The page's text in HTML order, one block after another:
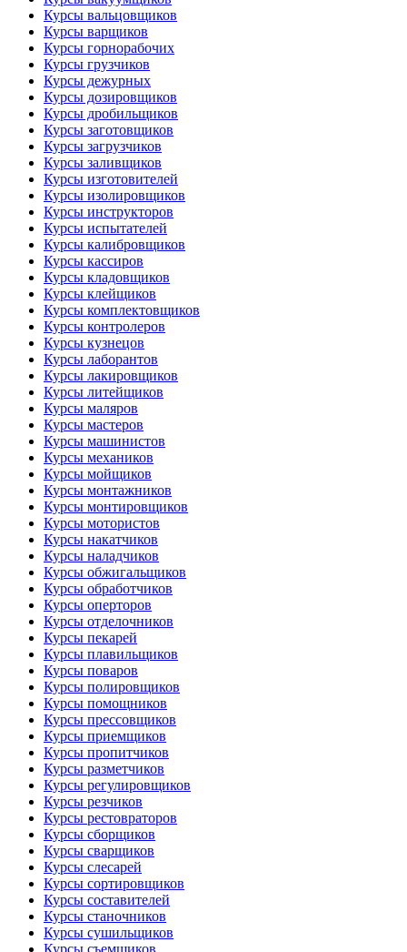
Курсы вальцовщиков
Курсы варщиков
Курсы горнорабочих
Курсы грузчиков
Курсы дежурных
Курсы дозировщиков
Курсы дробильщиков
Курсы заготовщиков
Курсы загрузчиков
Курсы заливщиков
Курсы изготовителей
Курсы изолировщиков
Курсы инструкторов
Курсы испытателей
Курсы калибровщиков
Курсы кассиров
Курсы кладовщиков
Курсы клейщиков
Курсы комплектовщиков
Курсы контролеров
Курсы кузнецов
Курсы лаборантов
Курсы лакировщиков
Курсы литейщиков
Курсы маляров
Курсы мастеров
Курсы машинистов
Курсы механиков
Курсы мойщиков
Курсы монтажников
Курсы монтировщиков
Курсы мотористов
Курсы накатчиков
Курсы наладчиков
Курсы обжигальщиков
Курсы обработчиков
Курсы оперторов
Курсы отделочников
Курсы пекарей
Курсы плавильщиков
Курсы поваров
Курсы полировщиков
Курсы помощников
Курсы прессовщиков
Курсы приемщиков
Курсы пропитчиков
Курсы разметчиков
Курсы регулировщиков
Курсы резчиков
Курсы рестовраторов
Курсы сборщиков
Курсы сварщиков
Курсы слесарей
Курсы сортировщиков
Курсы составителей
Курсы станочников
Курсы сушильщиков
Курсы съемщиков